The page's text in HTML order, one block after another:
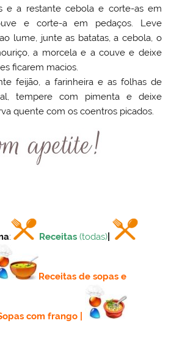
e a restante cebola e corte-as em
e corte-a em pedaços. Leve
lume, junte as batatas, a cebola, o
a morcela e a couve e deixe
ficarem macios.
feijão, a farinheira e as folhas de
tempere com pimenta e deixe
quente com os coentros picados.
: Receitas (todas)
Receitas de sopas e
com frango